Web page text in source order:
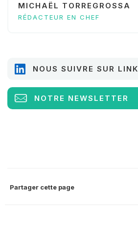
MICHAËL TORREGROSSA
RÉDACTEUR EN CHEF
NOUS SUIVRE SUR
NOTRE NEWSLETTER
Partager cette page